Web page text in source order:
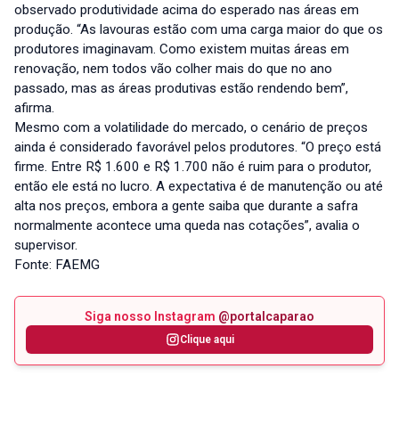
observado produtividade acima do esperado nas áreas em
produção. “As lavouras estão com uma carga maior do que os
produtores imaginavam. Como existem muitas áreas em
renovação, nem todos vão colher mais do que no ano
passado, mas as áreas produtivas estão rendendo bem”,
afirma.
Mesmo com a volatilidade do mercado, o cenário de preços
ainda é considerado favorável pelos produtores. “O preço está
firme. Entre R$ 1.600 e R$ 1.700 não é ruim para o produtor,
então ele está no lucro. A expectativa é de manutenção ou até
alta nos preços, embora a gente saiba que durante a safra
normalmente acontece uma queda nas cotações”, avalia o
supervisor.
Fonte: FAEMG
Siga nosso Instagram @portalcaparao
Clique aqui